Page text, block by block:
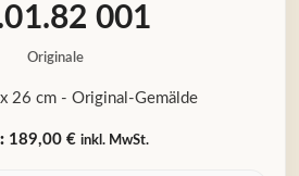
001
Originale
26 cm - Original-Gemälde
189,00 € inkl. MwSt.